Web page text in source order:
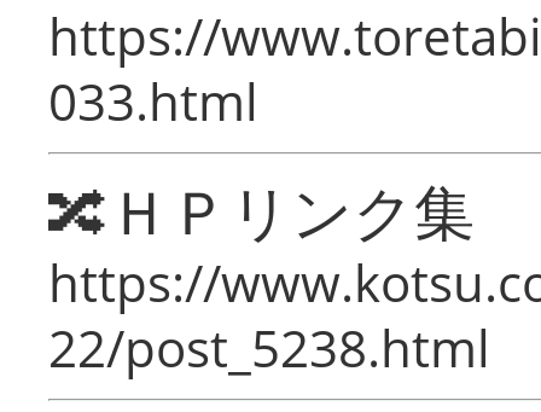
https://
033.html
🔀ＨＰリンク集
https://
22/post_5238.html